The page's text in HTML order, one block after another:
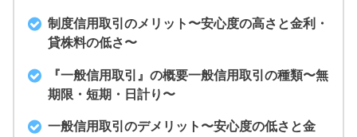
制度信用取引のメリット〜安心度の高さと金利・
貸株料の低さ〜
『一般信用取引』の概要一般信用取引の種類〜無
期限・短期・日計り〜
一般信用取引のデメリット〜安心度の低さと金